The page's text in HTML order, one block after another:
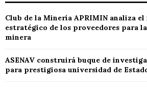
Club de la Minería APRIMIN analiza el
estratégico de los proveedores para
minera
ASENAV construirá buque de
para prestigiosa universidad de